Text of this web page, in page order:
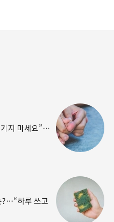
지 마세요”…
?…“하루 쓰고